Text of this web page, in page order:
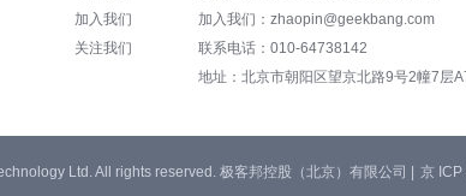
加入我们
关注我们
加入我们：zhaopin@geekbang.com
联系电话：010-64738142
地址：北京市朝阳区望京北路9号2幢7层
Ltd. All rights reserved. 极客邦控股（北京）有限公司 | 京